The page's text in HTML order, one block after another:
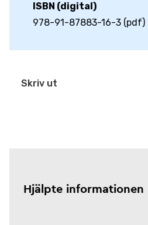
ISBN (digital)
978-91-87883-16-3 (pdf)
Skriv ut
Hjälpte informationen